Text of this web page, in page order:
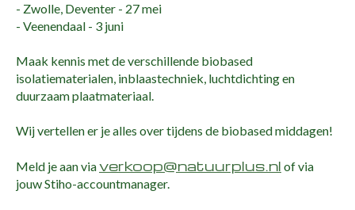
- Zwolle, Deventer - 27 mei
- Veenendaal - 3 juni
Maak kennis met de verschillende biobased
isolatiematerialen, inblaastechniek, luchtdichting en
duurzaam plaatmateriaal.
Wij vertellen er je alles over tijdens de biobased middagen!
Meld je aan viaverkoop@natuurplus.nl of via
jouw Stiho-accountmanager.